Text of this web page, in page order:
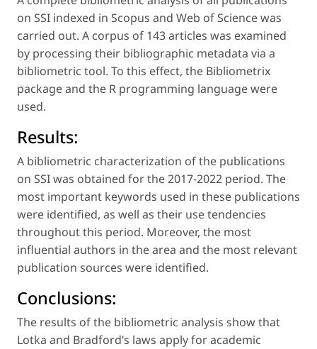
on SSI indexed in Scopus and Web of Science was
carried out. A corpus of 143 articles was examined
by processing their bibliographic metadata via a
bibliometric tool. To this effect, the Bibliometrix
package and the R programming language were
used.
Results:
A bibliometric characterization of the publications
on SSI was obtained for the 2017-2022 period. The
most important keywords used in these publications
were identified, as well as their use tendencies
throughout this period. Moreover, the most
influential authors in the area and the most relevant
publication sources were identified.
Conclusions:
The results of the bibliometric analysis show that
Lotka and Bradford’s laws apply for academic